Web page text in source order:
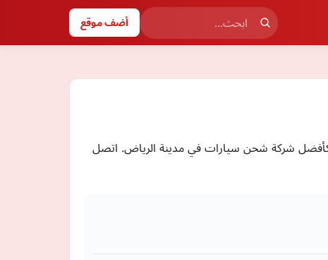
أضف موقع
كأفضل شركة شحن سيارات في مدينة الرياض. اتصل